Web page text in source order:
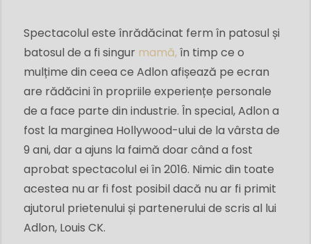
Spectacolul este înrădăcinat ferm în patosul și
batosul de a fi singur mamă,în timp ce o
mulțime din ceea ce Adlon afișează pe ecran
are rădăcini în propriile experiențe personale
de a face parte din industrie. În special, Adlon a
fost la marginea Hollywood-ului de la vârsta de
9 ani, dar a ajuns la faimă doar când a fost
aprobat spectacolul ei în 2016. Nimic din toate
acestea nu ar fi fost posibil dacă nu ar fi primit
ajutorul prietenului și partenerului de scris al lui
Adlon, Louis CK.